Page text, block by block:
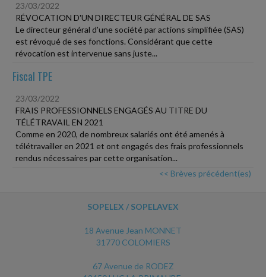
23/03/2022
RÉVOCATION D'UN DIRECTEUR GÉNÉRAL DE SAS
Le directeur général d'une société par actions simplifiée (SAS)
est révoqué de ses fonctions. Considérant que cette
révocation est intervenue sans juste...
Fiscal TPE
23/03/2022
FRAIS PROFESSIONNELS ENGAGÉS AU TITRE DU
TÉLÉTRAVAIL EN 2021
Comme en 2020, de nombreux salariés ont été amenés à
télétravailler en 2021 et ont engagés des frais professionnels
rendus nécessaires par cette organisation...
<< Brèves précédent(es)
SOPELEX / SOPELAVEX
18 Avenue Jean MONNET
31770 COLOMIERS
67 Avenue de RODEZ